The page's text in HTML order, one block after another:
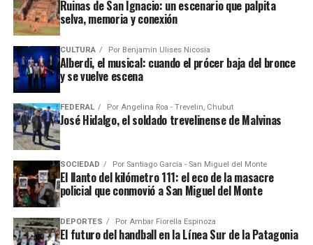
Ruinas de San Ignacio: un escenario que palpita
selva, memoria y conexión
CULTURA Por Benjamín Ulises Nicosia
Alberdi, el musical: cuando el prócer baja del bronce
y se vuelve escena
FEDERAL Por Angelina Roa - Trevelin, Chubut
José Hidalgo, el soldado trevelinense de Malvinas
SOCIEDAD Por Santiago García - San Miguel del Monte
El llanto del kilómetro 111: el eco de la masacre
policial que conmovió a San Miguel del Monte
DEPORTES Por Ambar Fiorella Espinoza
El futuro del handball en la Línea Sur de la Patagonia